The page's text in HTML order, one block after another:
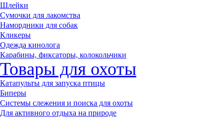
Шлейки
Сумочки для лакомства
Намордники для собак
Кликеры
Одежда кинолога
Карабины, фиксаторы, колокольчики
Товары для охоты
Катапульты для запуска птицы
Биперы
Системы слежения и поиска для охоты
Для активного отдыха на природе